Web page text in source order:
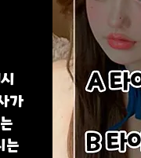
가
는